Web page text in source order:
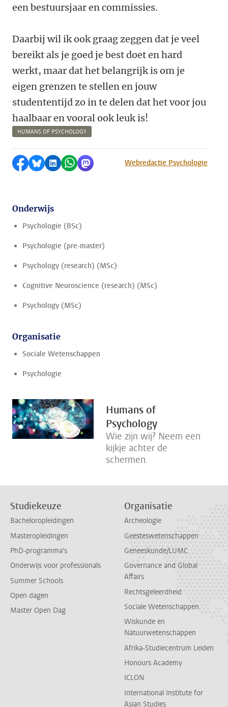
een bestuursjaar en commissies.
Daarbij wil ik ook graag zeggen dat je veel
bereikt als je goed je best doet en hard
werkt, maar dat het belangrijk is om je
eigen grenzen te stellen en jouw
studententijd zo in te delen dat het voor jou
haalbaar en vooral ook leuk is!
HUMANS OF PSYCHOLOGY
Delen op Facebook
Delen via Bluesky
Delen op LinkedIn
Delen via WhatsApp
Delen via MastodonWebredactie Psychologie
Onderwijs
Psychologie (BSc)
Psychologie (pre-master)
Psychology (research) (MSc)
Cognitive Neuroscience (research) (MSc)
Psychology (MSc)
Organisatie
Sociale Wetenschappen
Psychologie
Humans of
Psychology
Wie zijn wij? Neem een
kijkje achter de
schermen.
Studiekeuze
Bacheloropleidingen
Masteropleidingen
PhD-programma's
Onderwijs voor professionals
Summer Schools
Open dagen
Master Open Dag
Organisatie
Archeologie
Geesteswetenschappen
Geneeskunde/LUMC
Governance and Global
Affairs
Rechtsgeleerdheid
Sociale Wetenschappen
Wiskunde en
Natuurwetenschappen
Afrika-Studiecentrum Leiden
Honours Academy
ICLON
International Institute for
Asian Studies